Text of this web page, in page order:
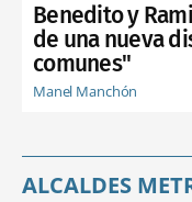
Benedito y
de una nueva
comunes"
Manel Manchón
ALCALDES